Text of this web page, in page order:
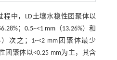
程中，LD土壤水稳性团聚体以
；0.5~<1 mm（13.26%）和
）次之；1~<2 mm团聚体最少
团聚体以<0.25 mm为主，其含